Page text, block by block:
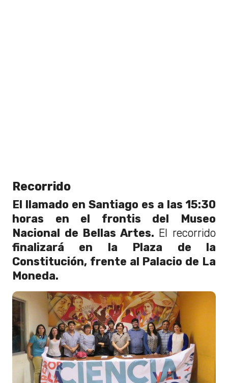
Recorrido
El llamado en Santiago es a las 15:30
horas en el frontis del Museo
Nacional de Bellas Artes. El recorrido
finalizará en la Plaza de la
Constitución, frente al Palacio de La
Moneda.